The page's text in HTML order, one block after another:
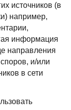
источников (в
например,
информация
направления
и/или
в сети